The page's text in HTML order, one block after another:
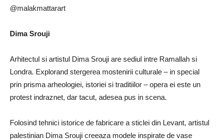
@malakmattarart
Dima Srouji
Arhitectul si artistul Dima Srouji are sediul intre Ramallah si
Londra. Explorand stergerea mostenirii culturale – in special
prin prisma arheologiei, istoriei si traditiilor – opera ei este un
protest indraznet, dar tacut, adesea pus in scena.
Folosind tehnici istorice de fabricare a sticlei din Levant, artistul
palestinian Dima Srouji creeaza modele inspirate de vase